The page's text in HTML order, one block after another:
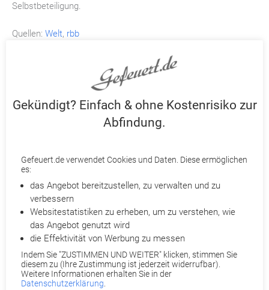
aktuelle News
Mikromanagement im Job: Wenn übertriebene Kontrolle
gute Mitarbeiter vertreibt
11.05.2026
Laut BAG-Urteil: Unwirksame Kündigung bei fehlender
Selbstbeteiligung.
Quellen: Welt, rbb
DIESEN BEITRAG TEILEN ODER BEWERTEN:
Gekündigt? Einfach & ohne Kostenrisiko zur
Abfindung.
Gefeuert.de verwendet Cookies und Daten. Diese ermöglichen
es:
das Angebot bereitzustellen, zu verwalten und zu
verbessern
Websitestatistiken zu erheben, um zu verstehen, wie
das Angebot genutzt wird
die Effektivität von Werbung zu messen
Indem Sie "ZUSTIMMEN UND WEITER" klicken, stimmen Sie
diesem zu (Ihre Zustimmung ist jederzeit widerrufbar).
Weitere Informationen erhalten Sie in der
Datenschutzerklärung